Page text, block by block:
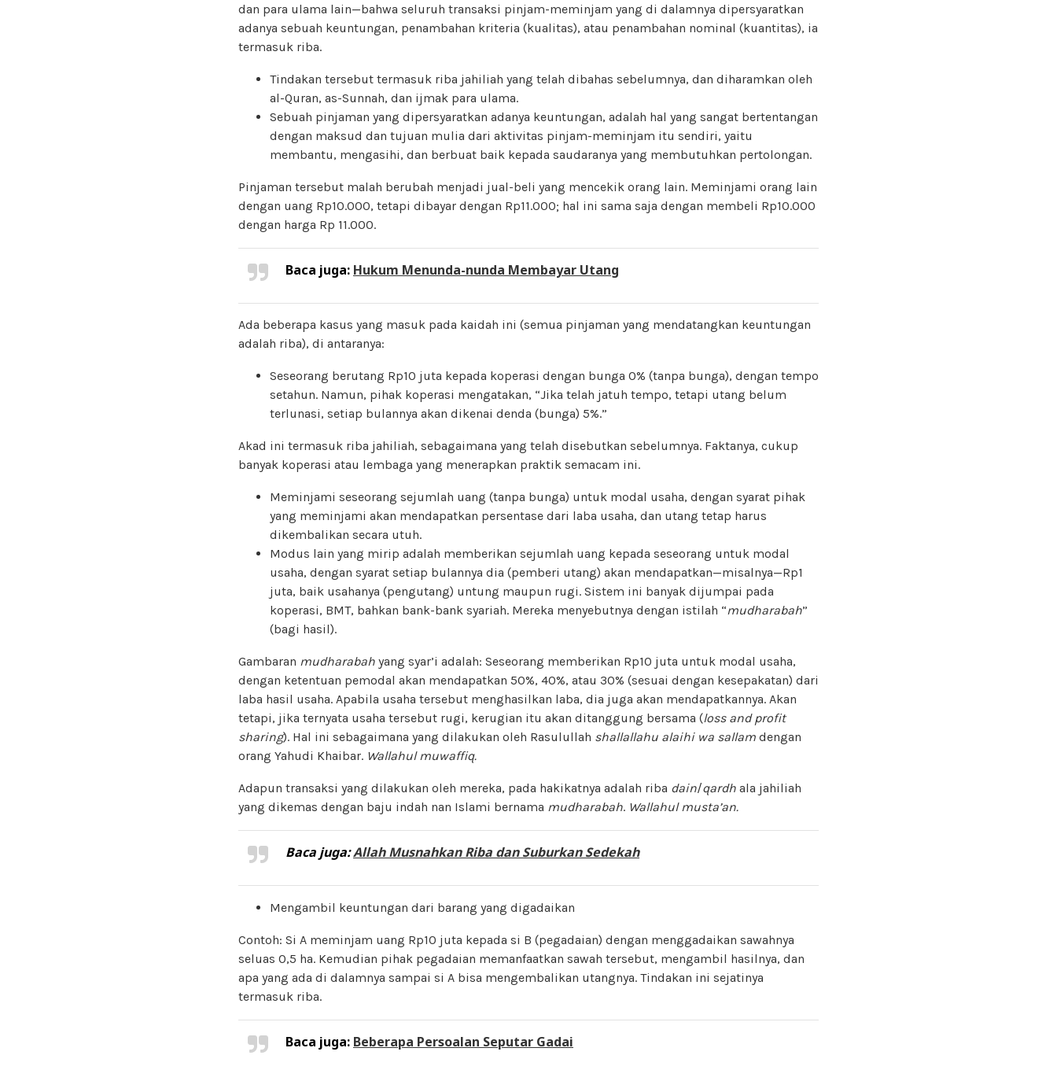
dan para ulama lain—bahwa seluruh transaksi pinjam-meminjam yang di dalamnya dipersyaratkan
adanya sebuah keuntungan, penambahan kriteria (kualitas), atau penambahan nominal (kuantitas), ia
termasuk riba.
Tindakan tersebut termasuk riba jahiliah yang telah dibahas sebelumnya, dan diharamkan oleh
al-Quran, as-Sunnah, dan ijmak para ulama.
Sebuah pinjaman yang dipersyaratkan adanya keuntungan, adalah hal yang sangat bertentangan
dengan maksud dan tujuan mulia dari aktivitas pinjam-meminjam itu sendiri, yaitu
membantu, mengasihi, dan berbuat baik kepada saudaranya yang membutuhkan pertolongan.
Pinjaman tersebut malah berubah menjadi jual-beli yang mencekik orang lain. Meminjami orang lain
dengan uang Rp10.000, tetapi dibayar dengan Rp11.000; hal ini sama saja dengan membeli Rp10.000
dengan harga Rp 11.000.
Baca juga: Hukum Menunda-nunda Membayar Utang
Ada beberapa kasus yang masuk pada kaidah ini (semua pinjaman yang mendatangkan keuntungan
adalah riba), di antaranya:
Seseorang berutang Rp10 juta kepada koperasi dengan bunga 0% (tanpa bunga), dengan tempo
setahun. Namun, pihak koperasi mengatakan, “Jika telah jatuh tempo, tetapi utang belum
terlunasi, setiap bulannya akan dikenai denda (bunga) 5%.”
Akad ini termasuk riba jahiliah, sebagaimana yang telah disebutkan sebelumnya. Faktanya, cukup
banyak koperasi atau lembaga yang menerapkan praktik semacam ini.
Meminjami seseorang sejumlah uang (tanpa bunga) untuk modal usaha, dengan syarat pihak
yang meminjami akan mendapatkan persentase dari laba usaha, dan utang tetap harus
dikembalikan secara utuh.
Modus lain yang mirip adalah memberikan sejumlah uang kepada seseorang untuk modal
usaha, dengan syarat setiap bulannya dia (pemberi utang) akan mendapatkan—misalnya—Rp1
juta, baik usahanya (pengutang) untung maupun rugi. Sistem ini banyak dijumpai pada
koperasi, BMT, bahkan bank-bank syariah. Mereka menyebutnya dengan istilah “mudharabah”
(bagi hasil).
Gambaran mudharabah yang syar’i adalah: Seseorang memberikan Rp10 juta untuk modal usaha,
dengan ketentuan pemodal akan mendapatkan 50%, 40%, atau 30% (sesuai dengan kesepakatan) dari
laba hasil usaha. Apabila usaha tersebut menghasilkan laba, dia juga akan mendapatkannya. Akan
tetapi, jika ternyata usaha tersebut rugi, kerugian itu akan ditanggung bersama (loss and profit
sharing). Hal ini sebagaimana yang dilakukan oleh Rasulullah shallallahu alaihi wa sallam dengan
orang Yahudi Khaibar. Wallahul muwaffiq.
Adapun transaksi yang dilakukan oleh mereka, pada hakikatnya adalah riba dain/qardh ala jahiliah
yang dikemas dengan baju indah nan Islami bernama mudharabah. Wallahul musta’an.
Baca juga:Allah Musnahkan Riba dan Suburkan Sedekah
Mengambil keuntungan dari barang yang digadaikan
Contoh: Si A meminjam uang Rp10 juta kepada si B (pegadaian) dengan menggadaikan sawahnya
seluas 0,5 ha. Kemudian pihak pegadaian memanfaatkan sawah tersebut, mengambil hasilnya, dan
apa yang ada di dalamnya sampai si A bisa mengembalikan utangnya. Tindakan ini sejatinya
termasuk riba.
Baca juga: Beberapa Persoalan Seputar Gadai